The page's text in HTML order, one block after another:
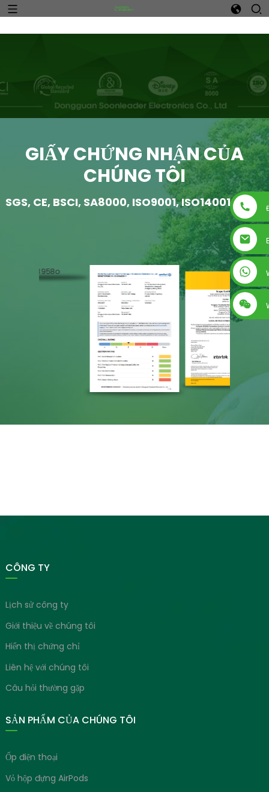
+86 13560759744
GIẤY CHỨNG NHẬN CỦA
CHÚNG TÔI
SGS, CE, BSCI, SA8000, ISO9001, ISO14001,
CÔNG TY
Lịch sử công ty
Giới thiệu về chúng tôi
Hiển thị chứng chỉ
Liên hệ với chúng tôi
Câu hỏi thường gặp
SẢN PHẨM CỦA CHÚNG TÔI
Ốp điện thoại
Vỏ hộp đựng AirPods